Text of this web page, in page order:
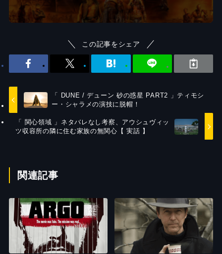
この記事をシェア
「 DUNE / デューン 砂の惑星 PART2 」ティモシ
ー・シャラメの演技に脱帽！
「 関心領域 」ネタバレなし考察、アウシュヴィッ
ツ収容所の隣に住む家族の無関心【 実話 】
関連記事